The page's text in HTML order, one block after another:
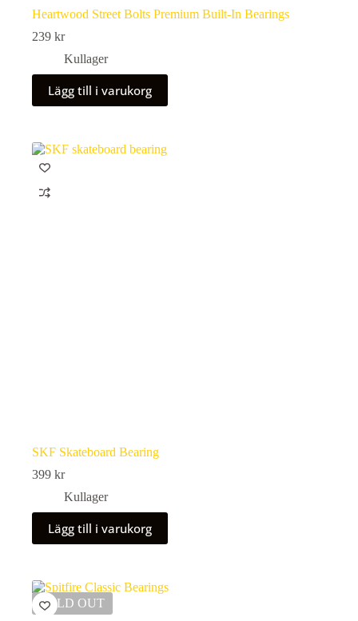
Heartwood Street Bolts Premium Built-In Bearings
239 kr
Kullager
Lägg till i varukorg
SKF Skateboard Bearing
399 kr
Kullager
Lägg till i varukorg
SOLD OUT